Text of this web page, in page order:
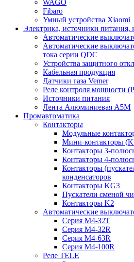
WAGO
Fibaro
Умный устройства Xiaomi
Электрика, источники питания,
Автоматические
Автоматические
тока серии QDC
Устройства защитного
Кабельная продукция
Датчики газа Vemer
Реле контроля мощности
Источники питания
Лента Алюминиевая А5М
Промавтоматика
Контакторы
Модульные
Мини-контакторы
Контакторы 3-
Контакторы 4-
Контакторы
конденсаторов
Контакторы KG3
Пускатели сменой
Контакторы K2
Автоматические
Серия M4-32T
Серия M4-32R
Серия M4-63R
Серия M4-100R
Реле TELE